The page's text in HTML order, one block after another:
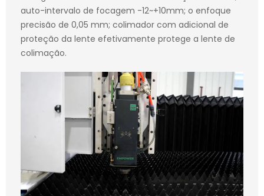
auto-intervalo de focagem -12~+10mm; o enfoque
precisão de 0,05 mm; colimador com adicional de
proteção da lente efetivamente protege a lente de
colimação.